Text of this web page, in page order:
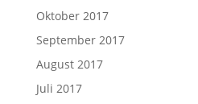
Oktober 2017
September 2017
August 2017
Juli 2017